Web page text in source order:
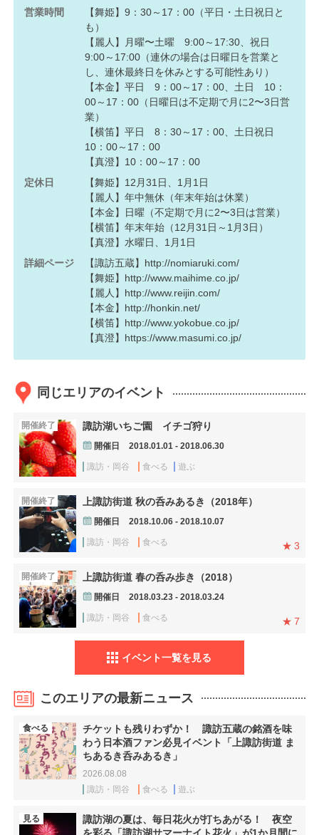
営業時間
【舞姫】9：30～17：00（平日・土日祝日と
も）
【麗人】月曜〜土曜 9:00～17:30、祝日
9:00～17:00（連休の場合は日曜日を営業と
し、連休最終日を休みとする可能性あり）
【本金】平日 9：00～17：00、土日 10：
00～17：00（日曜日は不定期で月に2〜3日営
業）
【横笛】平日 8：30～17：00、土日祝日
10：00～17：00
【真澄】10：00～17：00
定休日
【舞姫】12月31日、1月1日
【麗人】年中無休（年末年始は休業）
【本金】日曜（不定期で月に2〜3日は営業）
【横笛】年末年始（12月31日～1月3日）
【真澄】水曜日、1月1日
詳細ページ
【諏訪五蔵】 http://nomiaruki.com/
【舞姫】 http://www.maihime.co.jp/
【麗人】 http://www.reijin.com/
【本金】 http://honkin.net/
【横笛】 http://www.yokobue.co.jp/
【真澄】 https://www.masumi.co.jp/
同じエリアのイベント
開催終了 諏訪湖いちご園 イチゴ狩り
開催日 2018.01.01 - 2018.06.30
諏訪・岡谷 食べる 遊ぶ
開催終了 上諏訪街道 秋の呑みあるき（2018年）
開催日 2018.10.06 - 2018.10.07
諏訪・岡谷 食べる 3
開催終了 上諏訪街道 春の呑み歩き（2018）
開催日 2018.03.23 - 2018.03.24
諏訪・岡谷 食べる 7
イベント一覧を見る
このエリアの最新ニュース
食べる
チケットも残りわずか！ 諏訪五蔵の銘酒を味
わう日本酒ファン必見イベント「上諏訪街道 ま
ちあるき呑みあるき」
2026.08.08
諏訪・岡谷
食べる 遊ぶ
見る
諏訪湖の夏は、毎日花火が打ちあがる！ 夜空